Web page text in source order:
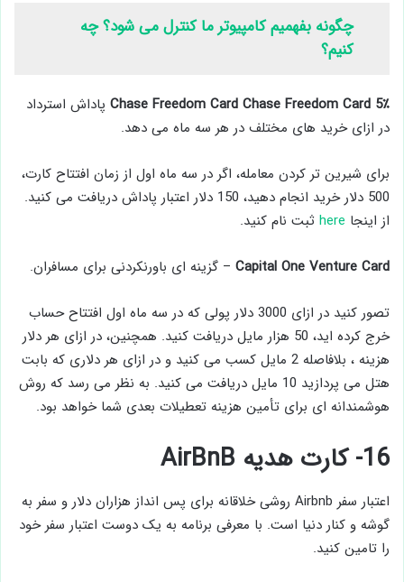
چگونه بفهمیم کامپیوتر ما کنترل می شود؟ چه
کنیم؟
Chase Freedom Card Chase Freedom Card 5٪ پاداش استرداد
در ازای خرید های مختلف در هر سه ماه می دهد.
برای شیرین تر کردن معامله، اگر در سه ماه اول از زمان افتتاح کارت،
500 دلار خرید انجام دهید، 150 دلار اعتبار پاداش دریافت می کنید.
از اینجا here ثبت نام کنید.
Capital One Venture Card – گزینه ای باورنکردنی برای مسافران.
تصور کنید در ازای 3000 دلار پولی که در سه ماه اول افتتاح حساب
خرج کرده اید، 50 هزار مایل دریافت کنید. همچنین، در ازای هر دلار
هزینه ، بلافاصله 2 مایل کسب می کنید و در ازای هر دلاری که بابت
هتل می پردازید 10 مایل دریافت می کنید. به نظر می رسد که روش
هوشمندانه ای برای تأمین هزینه تعطیلات بعدی شما خواهد بود.
16- کارت هدیه AirBnB
اعتبار سفر Airbnb روشی خلاقانه برای پس انداز هزاران دلار و سفر به
گوشه و کنار دنیا است. با معرفی برنامه به یک دوست اعتبار سفر خود
را تامین کنید.